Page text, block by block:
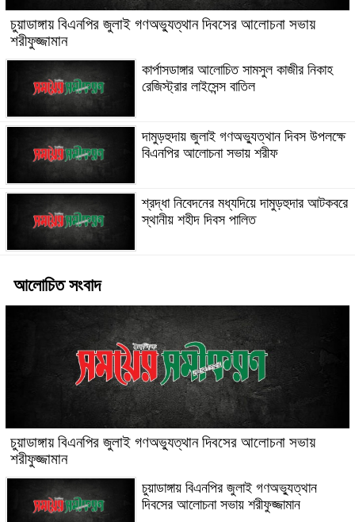
চুয়াডাঙ্গায় বিএনপির জুলাই গণঅভ্যুত্থান দিবসের আলোচনা সভায়
শরীফুজ্জামান
কার্পাসডাঙ্গার আলোচিত সামসুল কাজীর নিকাহ
রেজিস্ট্রার লাইসেন্স বাতিল
দামুড়হুদায় জুলাই গণঅভ্যুত্থান দিবস উপলক্ষে
বিএনপির আলোচনা সভায় শরীফ
শ্রদ্ধা নিবেদনের মধ্যদিয়ে দামুড়হুদার আটকবরে
স্থানীয় শহীদ দিবস পালিত
আলোচিত সংবাদ
চুয়াডাঙ্গায় বিএনপির জুলাই গণঅভ্যুত্থান দিবসের আলোচনা সভায়
শরীফুজ্জামান
চুয়াডাঙ্গায় বিএনপির জুলাই গণঅভ্যুত্থান
দিবসের আলোচনা সভায় শরীফুজ্জামান